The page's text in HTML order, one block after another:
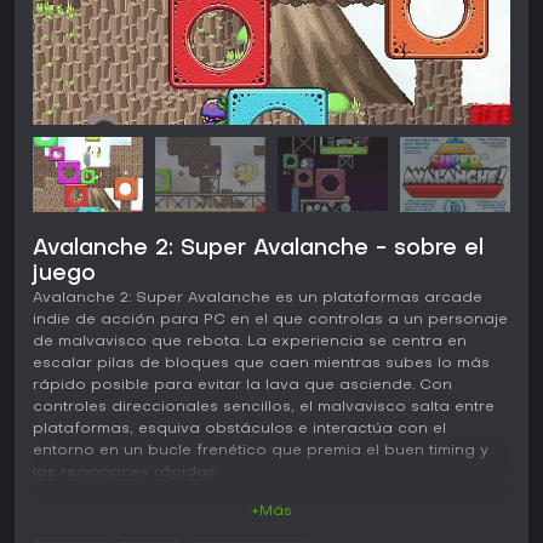
Avalanche 2: Super Avalanche - sobre el
juego
Avalanche 2: Super Avalanche es un plataformas arcade
indie de acción para PC en el que controlas a un personaje
de malvavisco que rebota. La experiencia se centra en
escalar pilas de bloques que caen mientras subes lo más
rápido posible para evitar la lava que asciende. Con
controles direccionales sencillos, el malvavisco salta entre
plataformas, esquiva obstáculos e interactúa con el
entorno en un bucle frenético que premia el buen timing y
las reacciones rápidas.
+Más